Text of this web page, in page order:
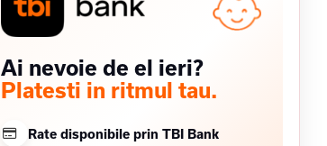
Ai nevoie de el ieri?
Platesti in ritmul tau.
Rate disponibile prin TBI Bank